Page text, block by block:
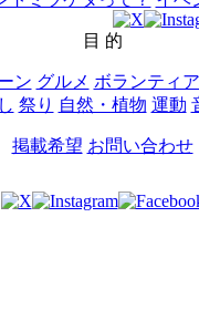
目 的
ン グルメ ボランティア
祭り 自然・植物 運動
掲載希望 お問い合わせ